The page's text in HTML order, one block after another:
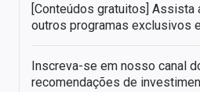
[Conteúdos gratuitos] Assista
outros programas exclusivos
Inscreva-se em nosso canal
recomendações de